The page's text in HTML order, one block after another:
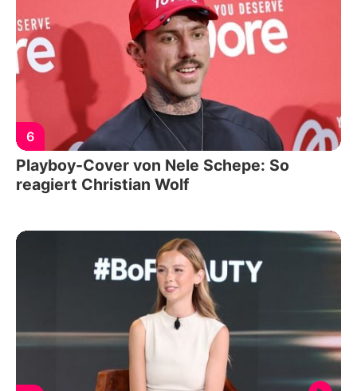
6
Playboy-Cover von Nele Schepe: So
reagiert Christian Wolf